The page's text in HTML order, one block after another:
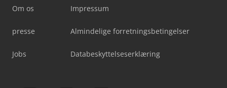
Om os
presse
Jobs
Impressum
Almindelige forretningsbetingelser
Databeskyttelseserklæring